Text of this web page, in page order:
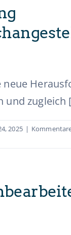
neue
und zugleich
2025 |